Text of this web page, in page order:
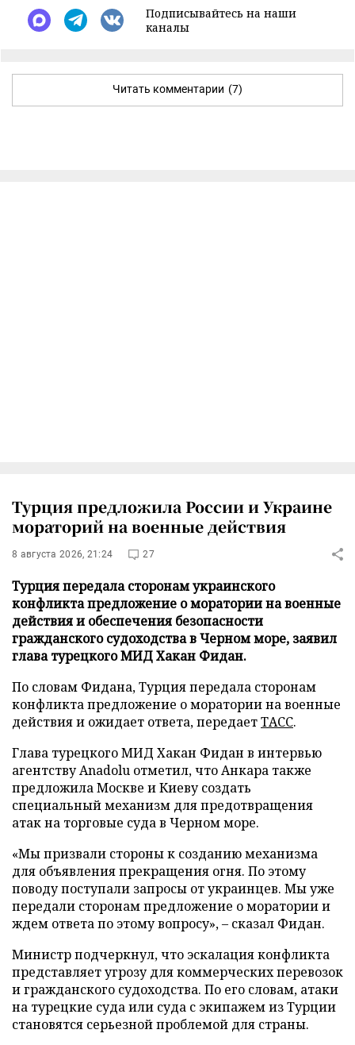
Подписывайтесь на наши
каналы
Читать комментарии (7)
Турция предложила России и Украине
мораторий на военные действия
8 августа 2026, 21:24 27
Турция передала сторонам украинского
конфликта предложение о моратории на военные
действия и обеспечения безопасности
гражданского судоходства в Черном море, заявил
глава турецкого МИД Хакан Фидан.
По словам Фидана, Турция передала сторонам
конфликта предложение о моратории на военные
действия и ожидает ответа, передаетТАСС.
Глава турецкого МИД Хакан Фидан в интервью
агентству Anadolu отметил, что Анкара также
предложила Москве и Киеву создать
специальный механизм для предотвращения
атак на торговые суда в Черном море.
«Мы призвали стороны к созданию механизма
для объявления прекращения огня. По этому
поводу поступали запросы от украинцев. Мы уже
передали сторонам предложение о моратории и
ждем ответа по этому вопросу», – сказал Фидан.
Министр подчеркнул, что эскалация конфликта
представляет угрозу для коммерческих перевозок
и гражданского судоходства. По его словам, атаки
на турецкие суда или суда с экипажем из Турции
становятся серьезной проблемой для страны.